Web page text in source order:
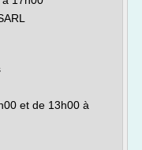
et de 13h00 à